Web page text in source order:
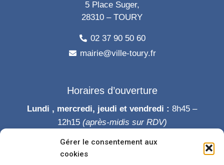
Gérer le consentement aux
cookies
5 Place Suger,
28310 – TOURY
02 37 90 50 60
mairie@ville-toury.fr
Horaires d’ouverture
Lundi , mercredi, jeudi et vendredi : 8h45 –
12h15 (après-midis sur RDV)